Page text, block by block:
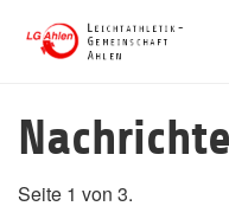
Seite 1 von 3.